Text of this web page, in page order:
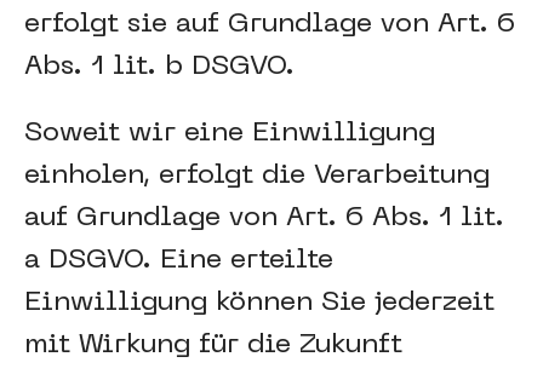
erfolgt sie auf Grundlage von Art. 6
Abs. 1 lit. b DSGVO.
Soweit wir eine Einwilligung
einholen, erfolgt die Verarbeitung
auf Grundlage von Art. 6 Abs. 1 lit.
a DSGVO. Eine erteilte
Einwilligung können Sie jederzeit
mit Wirkung für die Zukunft